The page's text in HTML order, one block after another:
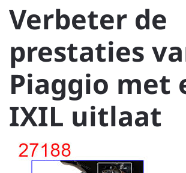
Verbeter de
prestaties
Piaggio met
IXIL uitlaat